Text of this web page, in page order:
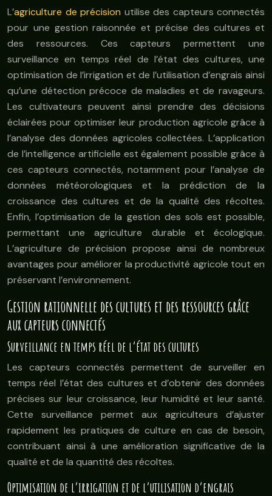
L’agriculture de précision utilise des capteurs connectés
pour une gestion raisonnée et précise des cultures et
des ressources. Ces capteurs permettent une
surveillance en temps réel de l’état des cultures, une
optimisation de l’irrigation et de l’utilisation d’engrais ainsi
qu’une détection précoce de maladies et de ravageurs.
Les cultivateurs peuvent ainsi prendre des décisions
éclairées pour optimiser leur production agricole grâce à
l’analyse des données agricoles collectées. L’application
de l’intelligence artificielle est également possible grâce à
ces capteurs connectés, notamment pour l’analyse de
données météorologiques et la prédiction de la
croissance des cultures et de la qualité des récoltes.
Enfin, l’optimisation de la gestion des sols est possible,
permettant une agriculture durable et écologique.
L’agriculture de précision propose ainsi de nombreux
avantages pour améliorer la productivité agricole tout en
préservant l’environnement.
Gestion rationnelle des cultures et des ressources grâce
aux capteurs connectés
Surveillance en temps réel de l’état des cultures
Les capteurs connectés permettent de surveiller en
temps réel l’état des cultures et d’obtenir des données
précises sur leur croissance, leur humidité et leur santé.
Cette surveillance permet aux agriculteurs d’ajuster
rapidement les pratiques de culture en cas de besoin,
contribuant ainsi à une amélioration significative de la
qualité et de la quantité des récoltes.
Optimisation de l’irrigation et de l’utilisation d’engrais